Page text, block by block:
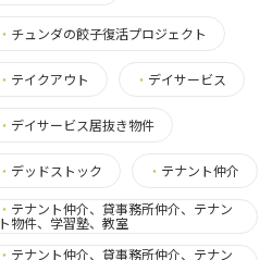
・ チュンダの餃子復活プロジェクト
・ テイクアウト ・ デイサービス
・ デイサービス居抜き物件
・ デッドストック ・ テナント仲介
・ テナント仲介、貸事務所仲介、テナン
ト物件、学習塾、教室
・ テナント仲介、貸事務所仲介、テナン